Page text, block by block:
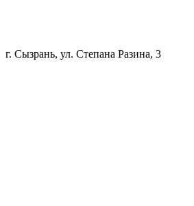
г. Сызрань, ул. Степана Разина, 3